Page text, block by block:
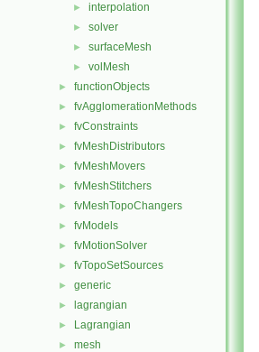
► interpolation
► solver
► surfaceMesh
► volMesh
► functionObjects
► fvAgglomerationMethods
► fvConstraints
► fvMeshDistributors
► fvMeshMovers
► fvMeshStitchers
► fvMeshTopoChangers
► fvModels
► fvMotionSolver
► fvTopoSetSources
► generic
► lagrangian
► Lagrangian
► mesh